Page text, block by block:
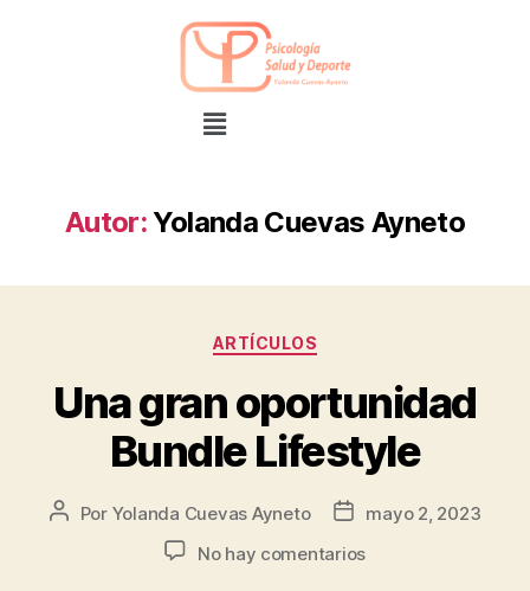
Autor:Yolanda Cuevas Ayneto
ARTÍCULOS
Una gran oportunidad
Bundle Lifestyle
Por Yolanda Cuevas Ayneto
mayo 2, 2023
No hay comentarios